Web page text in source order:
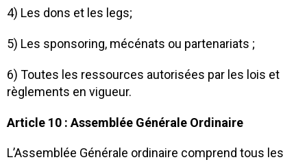
4) Les dons et les legs;
5) Les sponsoring, mécénats ou partenariats ;
6) Toutes les ressources autorisées par les lois et
règlements en vigueur.
Article 10 : Assemblée Générale Ordinaire
L’Assemblée Générale ordinaire comprend tous les